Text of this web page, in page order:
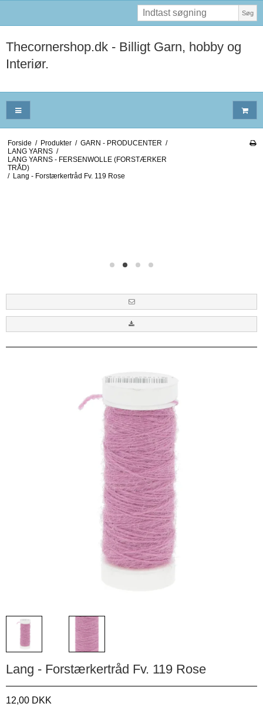
Søg
Thecornershop.dk - Billigt Garn, hobby og
Interiør.
Forside / Produkter / GARN - PRODUCENTER /
LANG YARNS /
LANG YARNS - FERSENWOLLE (FORSTÆRKER
TRÅD)
/ Lang - Forstærkertråd Fv. 119 Rose
Lang - Forstærkertråd Fv. 119 Rose
12,00 DKK